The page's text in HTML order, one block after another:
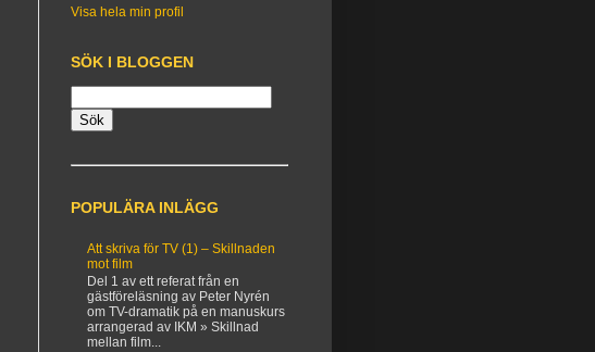
Visa hela min profil
SÖK I BLOGGEN
POPULÄRA INLÄGG
Att skriva för TV (1) – Skillnaden
mot film
Del 1 av ett referat från en
gästföreläsning av Peter Nyrén
om TV-dramatik på en manuskurs
arrangerad av IKM » Skillnad
mellan film...